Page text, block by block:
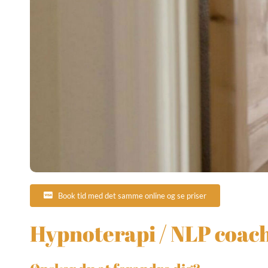
Book tid med det samme online og se priser
Hypnoterapi / NLP